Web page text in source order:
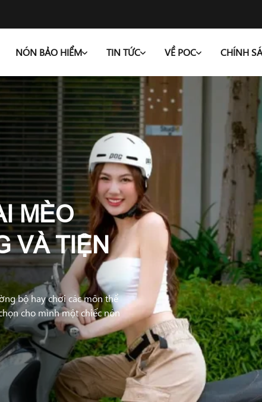
NÓN BẢO HIỂM TIN TỨC VỀ POC CHÍNH
MÈO
VÀ TIỆN
bộ hay chơi các môn thể
cho mình một chiếc nón